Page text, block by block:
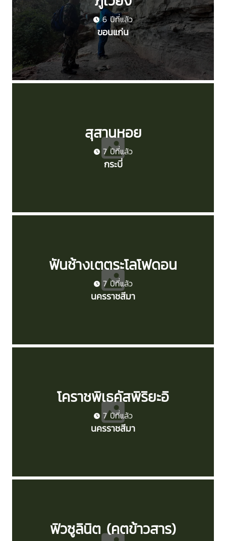
6 ปีที่แล้ว
ขอนแก่น
สุสานหอย
7 ปีที่แล้ว
กระบี่
ฟันช้างเตตระโลโฟดอน
7 ปีที่แล้ว
นครราชสีมา
โคราชพิเธคัสพิริยะอิ
7 ปีที่แล้ว
นครราชสีมา
ฟิวซูลินิต (คตข้าวสาร)